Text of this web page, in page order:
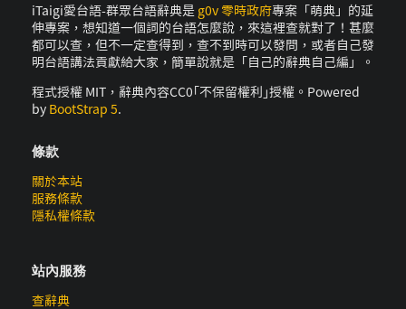
iTaigi愛台語-群眾台語辭典是 g0v 零時政府專案「萌典」的延
伸專案，想知道一個詞的台語怎麼說，來這裡查就對了！甚麼
都可以查，但不一定查得到，查不到時可以發問，或者自己發
明台語講法貢獻給大家，簡單說就是「自己的辭典自己編」。
程式授權 MIT，辭典內容CC0｢不保留權利｣授權。Powered
by BootStrap 5.
條款
關於本站
服務條款
隱私權條款
站內服務
查辭典